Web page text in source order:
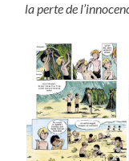
la perte de